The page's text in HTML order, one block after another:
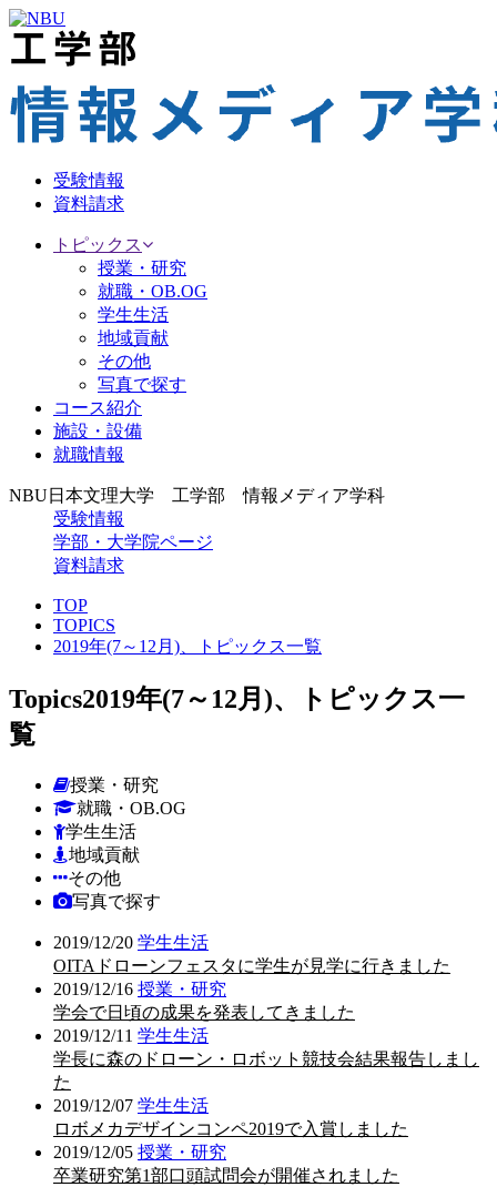
受験情報
資料請求
トピックス
授業・研究
就職・OB.OG
学生生活
地域貢献
その他
写真で探す
コース紹介
施設・設備
就職情報
NBU日本文理大学 工学部 情報メディア学科
受験情報
学部・大学院ページ
資料請求
TOP
TOPICS
2019年(7～12月)、トピックス一覧
Topics2019年(7～12月)、トピックス一
覧
授業・研究
就職・OB.OG
学生生活
地域貢献
その他
写真で探す
2019/12/20 学生生活
OITAドローンフェスタに学生が見学に行きました
2019/12/16 授業・研究
学会で日頃の成果を発表してきました
2019/12/11 学生生活
学長に森のドローン・ロボット競技会結果報告しまし
た
2019/12/07 学生生活
ロボメカデザインコンペ2019で入賞しました
2019/12/05 授業・研究
卒業研究第1部口頭試問会が開催されました